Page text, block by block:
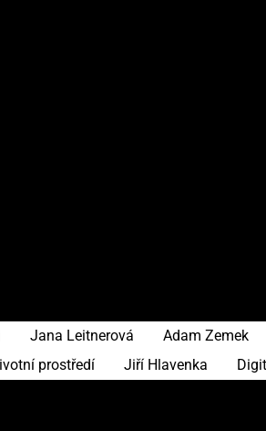
Jana Leitnerová Adam Zemek
prostředí Jiří Hlavenka